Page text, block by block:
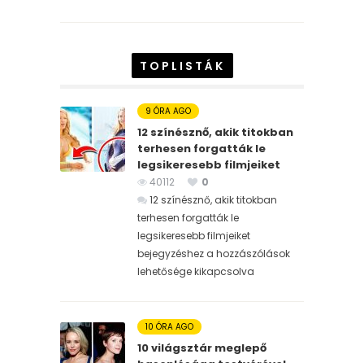
TOPLISTÁK
9 ÓRA AGO
12 színésznő, akik titokban
terhesen forgatták le
legsikeresebb filmjeiket
40112
0
12 színésznő, akik titokban
terhesen forgatták le
legsikeresebb filmjeiket
bejegyzéshez a hozzászólások
lehetősége kikapcsolva
10 ÓRA AGO
10 világsztár meglepő